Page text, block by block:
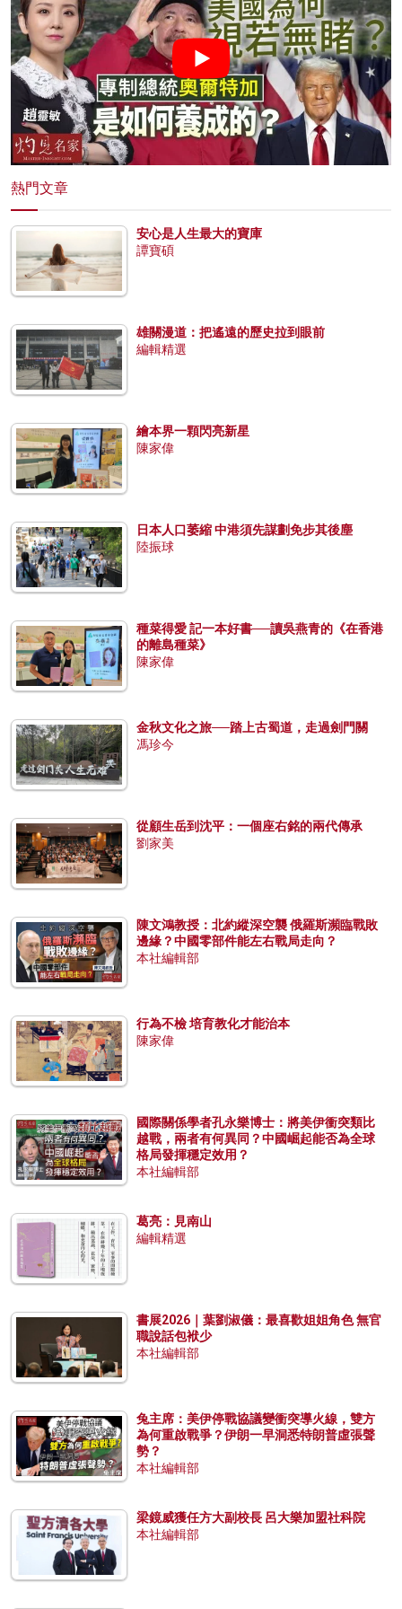
熱門文章
安心是人生最大的寶庫
譚寶碩
雄關漫道：把遙遠的歷史拉到眼前
編輯精選
繪本界一顆閃亮新星
陳家偉
日本人口萎縮 中港須先謀劃免步其後塵
陸振球
種菜得愛 記一本好書──讀吳燕青的《在香港
的離島種菜》
陳家偉
金秋文化之旅──踏上古蜀道，走過劍門關
馮珍今
從顧生岳到沈平：一個座右銘的兩代傳承
劉家美
陳文鴻教授：北約縱深空襲 俄羅斯瀕臨戰敗
邊緣？中國零部件能左右戰局走向？
本社編輯部
行為不檢 培育教化才能治本
陳家偉
國際關係學者孔永樂博士：將美伊衝突類比
越戰，兩者有何異同？中國崛起能否為全球
格局發揮穩定效用？
本社編輯部
葛亮：見南山
編輯精選
書展2026｜葉劉淑儀：最喜歡姐姐角色 無官
職說話包袱少
本社編輯部
兔主席：美伊停戰協議變衝突導火線，雙方
為何重啟戰爭？伊朗一早洞悉特朗普虛張聲
勢？
本社編輯部
梁鏡威獲任方大副校長 呂大樂加盟社科院
本社編輯部